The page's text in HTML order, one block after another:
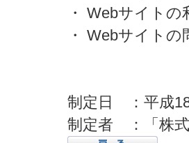
・ Webサイト
・ Webサイト
制定日 ：平成
制定者 ：「株